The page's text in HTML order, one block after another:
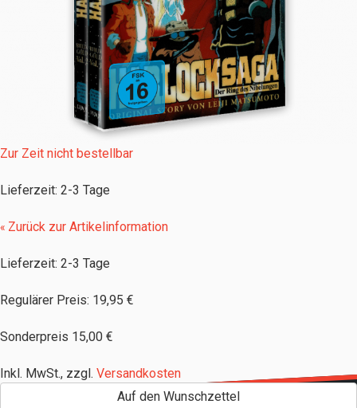
Zur Zeit nicht bestellbar
Lieferzeit: 2-3 Tage
« Zurück zur Artikelinformation
Lieferzeit: 2-3 Tage
Regulärer Preis: 19,95 €
Sonderpreis 15,00 €
Inkl. MwSt., zzgl. Versandkosten
Auf den Wunschzettel